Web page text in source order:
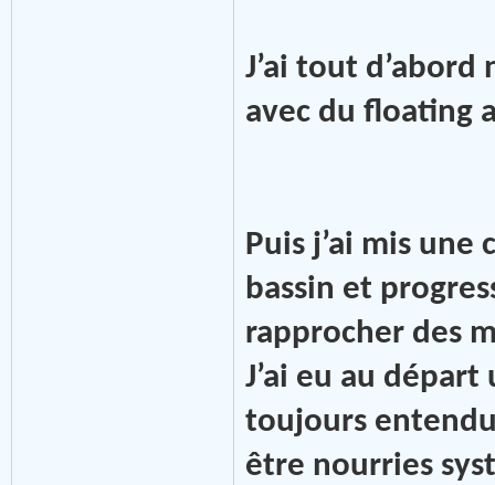
J’ai tout
avec du floating
Puis j’ai mis
bassin et
rapprocher des
J’ai eu au départ
toujours
être nourries